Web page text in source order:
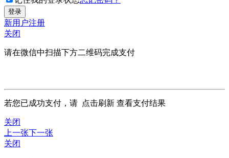
新用户注册
关闭
请在微信中扫描下方二维码完成支付
若您已成功支付，请 点击刷新 查看支付结果
关闭
上一张下一张
关闭